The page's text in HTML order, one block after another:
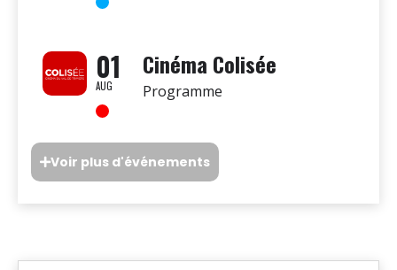
01
AUG
Cinéma Colisée
Programme
Voir plus d'événements